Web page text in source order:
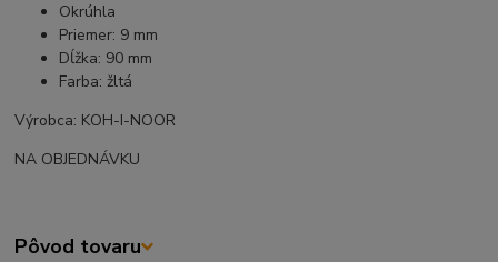
Okrúhla
Priemer: 9 mm
Dĺžka: 90 mm
Farba: žltá
Výrobca: KOH-I-NOOR
NA OBJEDNÁVKU
Pôvod tovaru